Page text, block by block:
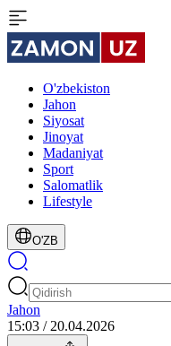
O'zbekiston
Jahon
Siyosat
Jinoyat
Madaniyat
Sport
Salomatlik
Lifestyle
O'ZB
Jahon
15:03 / 20.04.2026